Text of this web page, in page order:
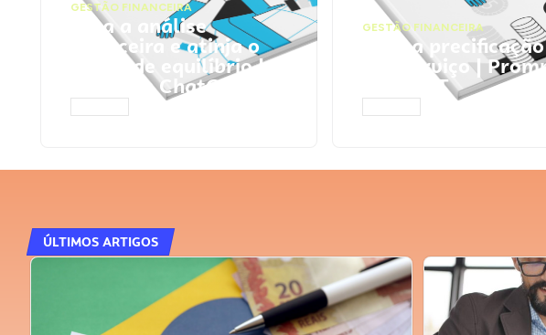
GESTÃO FINANCEIRA
Faça a análise
financeira e atinja o
ponto de equilíbrio |
Prompts ChatGPT
GESTÃO FINANCEIRA
Faça a
seu serviço |
ChatGPT
ÚLTIMOS ARTIGOS